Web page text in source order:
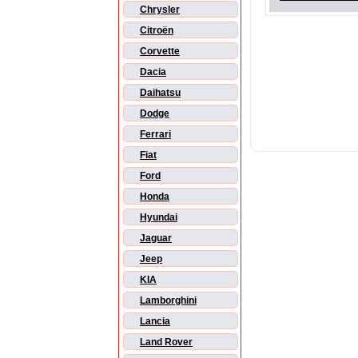
Chrysler
Citroën
Corvette
Dacia
Daihatsu
Dodge
Ferrari
Fiat
Ford
Honda
Hyundai
Jaguar
Jeep
KIA
Lamborghini
Lancia
Land Rover